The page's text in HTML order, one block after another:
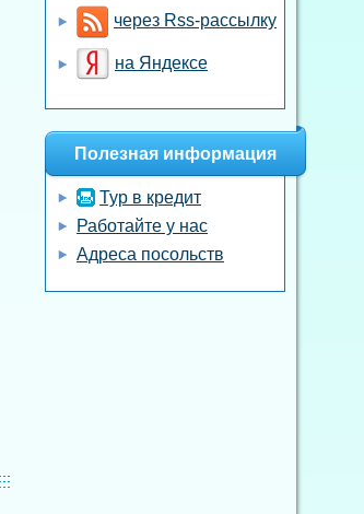
через Rss-рассылку
на Яндексе
Полезная информация
Тур в кредит
Работайте у нас
Адреса посольств